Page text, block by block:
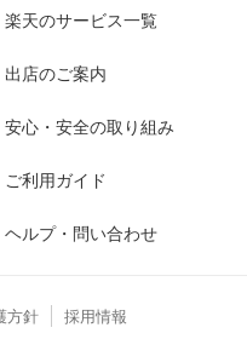
楽天のサービス一覧
出店のご案内
安心・安全の取り組み
ご利用ガイド
ヘルプ・問い合わせ
方針 採用情報